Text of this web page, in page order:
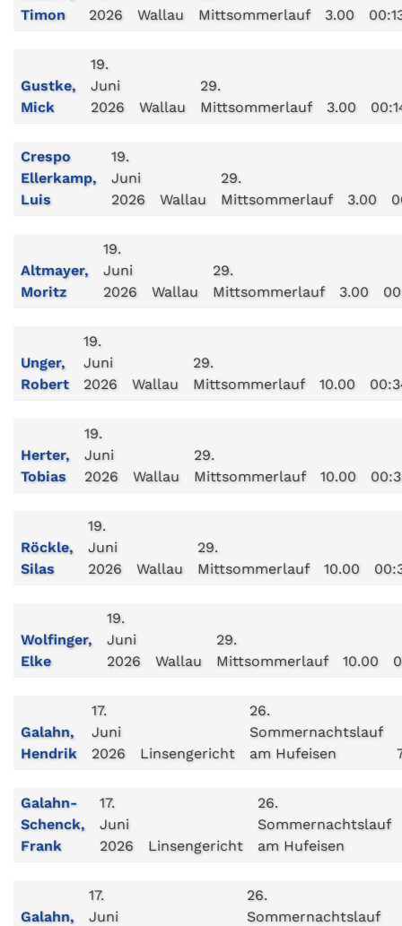
Timon
2026
Wallau
Mittsommerlauf
3.00
Gustke,
Mick
19.
Juni
2026
Wallau
29.
Mittsommerlauf
3.00
Crespo
Ellerkamp,
Luis
19.
Juni
2026
Wallau
29.
Mittsommerlauf
3.00
Altmayer,
Moritz
19.
Juni
2026
Wallau
29.
Mittsommerlauf
3.00
Unger,
Robert
19.
Juni
2026
Wallau
29.
Mittsommerlauf
10.00
Herter,
Tobias
19.
Juni
2026
Wallau
29.
Mittsommerlauf
10.00
Röckle,
Silas
19.
Juni
2026
Wallau
29.
Mittsommerlauf
10.00
Wolfinger,
Elke
19.
Juni
2026
Wallau
29.
Mittsommerlauf
10.00
Galahn,
Hendrik
17.
Juni
2026
Linsengericht
26.
Sommernachtslauf
am Hufeisen
Galahn-
Schenck,
Frank
17.
Juni
2026
Linsengericht
26.
Sommernachtslauf
am Hufeisen
Galahn,
17.
Juni
26.
Sommernachtslauf